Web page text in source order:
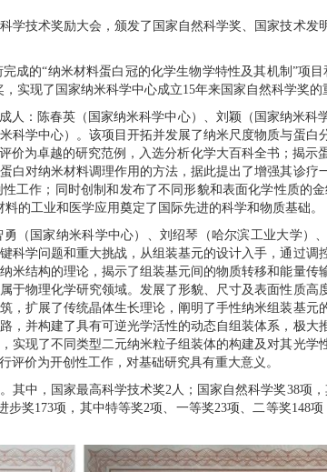
学技术奖励大会，颁发了国家自然科学奖、国家技术发
成的“纳米材料蛋白冠的化学生物学特性及其机制”项
实现了国家纳米科学中心成立15年来国家自然科学奖的
人：陈春英（国家纳米科学中心）、刘颖（国家纳米科
科学中心）。该项目开拓并发展了纳米尺度物质与蛋白
价为卓越的研究范例，入选分析化学大百科全书；揭示
白对纳米材料调理作用的方法，据此提出了增强其诊疗
工作；同时创制和发布了不同形貌和表面化学性质的
的工业和医学应用奠定了国际先进的科学和物质基础。
（国家纳米科学中心）、刘绍琴（哈尔滨工业大学）
科学问题和重大挑战，从组装基元的设计入手，通过调
米结构的理论，揭示了组装基元间的物质转移和能量传
于物理化学研究领域。发展了形貌、尺寸及表面性质高
，扩展了传统晶体生长理论，阐明了手性纳米组装基元
，并构建了具有可逆光学活性的动态自组装体系，极大
实现了不同类型二元纳米粒子组装体的构建及对其光学
价为开创性工作，对基础研究具有重大意义。
其中，国家最高科学技术奖2人；国家自然科学奖38项
步奖173项，其中特等奖2项、一等奖23项、二等奖148项